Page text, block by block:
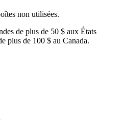
non utilisées.
de plus de 50 $ aux États
plus de 100 $ au Canada.